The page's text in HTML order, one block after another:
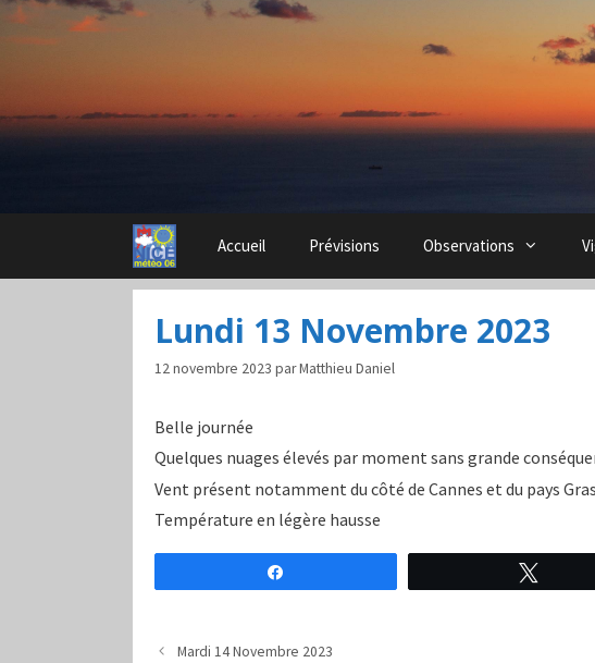
Aller
Accueil Prévisions Observations
Lundi 13 Novembre 2023
12 novembre 2023 parMatthieu Daniel
Belle journée
Quelques nuages élevés par moment sans grande
Vent présent notamment du côté de Cannes et du pays
Température en légère hausse
Mardi 14 Novembre 2023